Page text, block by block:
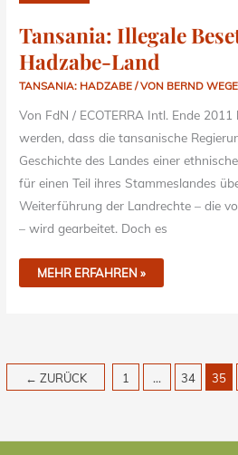
Tansania: Illegale
Hadzabe-Land
TANSANIA: HADZABE / VON BERND
Von FdN / ECOTERRA Intl. Ende
werden, dass die tansanische
Geschichte des Landes einer
für einen Teil ihres Stammeslandes
Weiterführung der Landrechte – die
– wird gearbeitet. Doch es
MEHR ERFAHREN »
← ZURÜCK 1 … 34 35